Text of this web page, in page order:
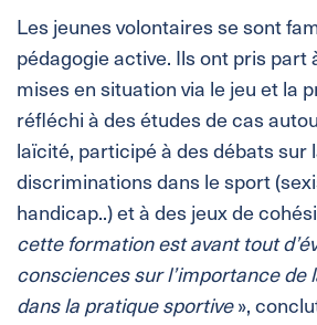
Les jeunes volontaires se sont
pédagogie active. Ils ont pris part
mises en situation via le jeu et la
réfléchi à des études de cas
laïcité, participé à des débats sur
discriminations dans le sport
handicap..) et à des jeux de
cette formation est avant tout
consciences sur l’importance de
dans la pratique sportive»,